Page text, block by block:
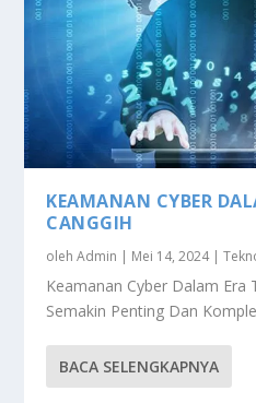
KEAMANAN CYBER
CANGGIH
olehAdmin | Mei 14, 2024|
Keamanan Cyber Dalam
Semakin Penting Dan
BACA SELENGKAPNYA